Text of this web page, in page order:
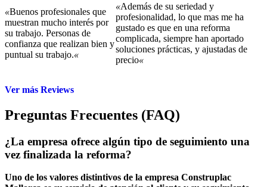
«Buenos profesionales que
muestran mucho interés por
su trabajo. Personas de
confianza que realizan bien y
puntual su trabajo.«
«Además de su seriedad y
profesionalidad, lo que mas me ha
gustado es que en una reforma
complicada, siempre han aportado
soluciones prácticas, y ajustadas de
precio«
Ver más Reviews
Preguntas Frecuentes (FAQ)
¿La empresa ofrece algún tipo de seguimiento una
vez finalizada la reforma?
Uno de los valores distintivos de la empresa Construplac